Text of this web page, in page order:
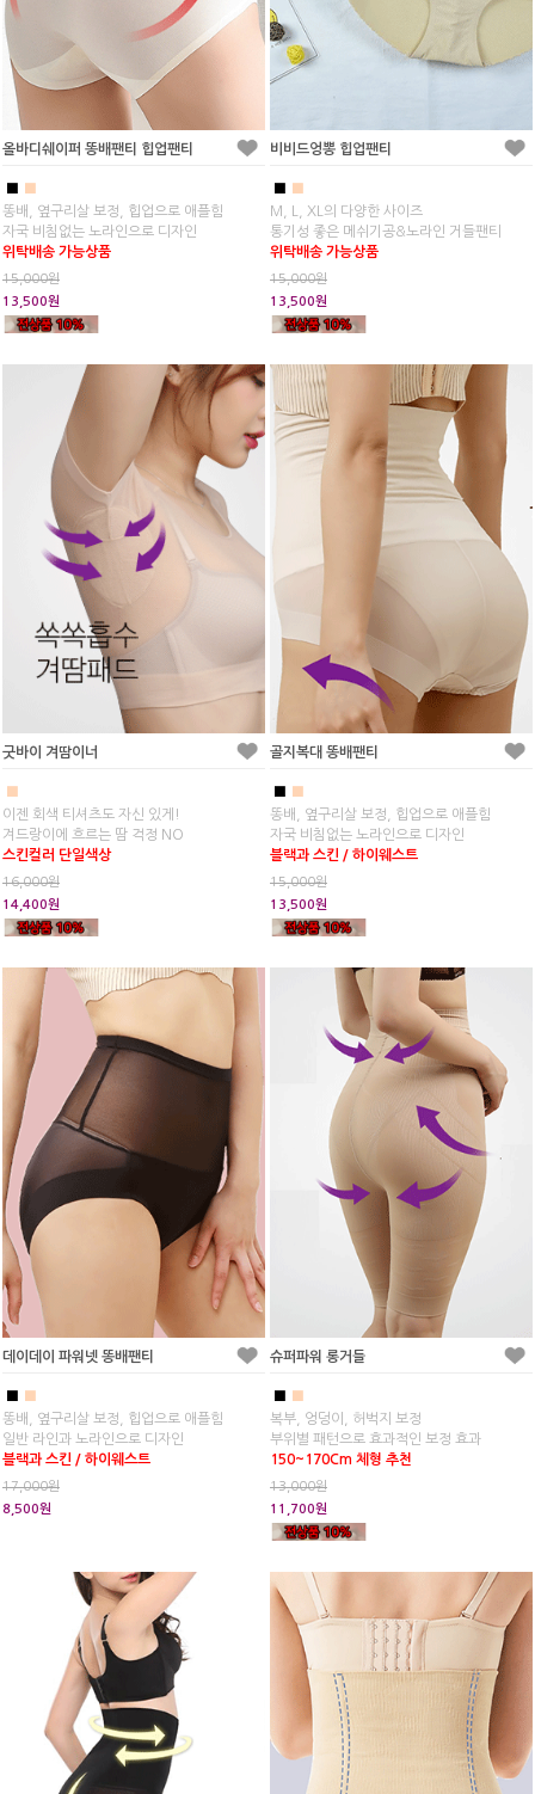
올바디쉐이퍼 똥배팬티 힙업팬티
■ ■
똥배, 옆구리살 보정, 힙업으로 애플힘
자국 비침없는 노라인으로 디자인
위탁배송 가능상품
15,000원
13,500원
비비드엉뽕 힙업팬티
■ ■
M, L, XL의 다양한 사이즈
통기성 좋은 메쉬기공&노라인 거들팬티
위탁배송 가능상품
15,000원
13,500원
굿바이 겨땀이너
이젠 회색 티셔츠도 자신 있게!
겨드랑이에 흐르는 땀 걱정 NO
스킨컬러 단일색상
16,000원
14,400원
골지복대 똥배팬티
■
똥배, 옆구리살 보정, 힙업으로 애플힘
자국 비침없는 노라인으로 디자인
블랙과 스킨 / 하이웨스트
15,000원
13,500원
데이데이 파워넷 똥배팬티
■ ■
똥배, 옆구리살 보정, 힙업으로 애플힘
일반 라인과 노라인으로 디자인
블랙과 스킨 / 하이웨스트
17,000원
8,500원
슈퍼파워 롱거들
■ ■
복부, 엉덩이, 허벅지 보정
부위별 패턴으로 효과적인 보정 효과
150~170Cm 체형 추천
13,000원
11,700원